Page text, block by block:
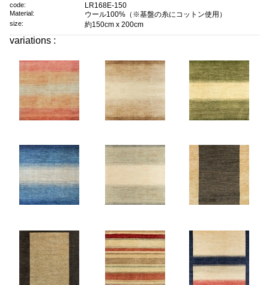
code: LR168E-150
Material: ウール100%（※基盤の糸にコットン使用）
size: 約150cm x 200cm
variations :